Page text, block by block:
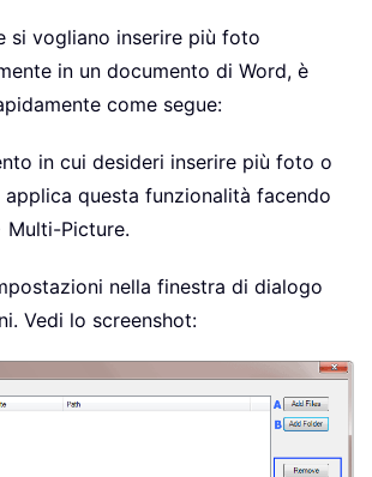
si vogliano inserire più foto
in un documento di Word, è
come segue:
in cui desideri inserire più foto o
applica questa funzionalità facendo
Multi-Picture.
nella finestra di dialogo
Vedi lo screenshot: